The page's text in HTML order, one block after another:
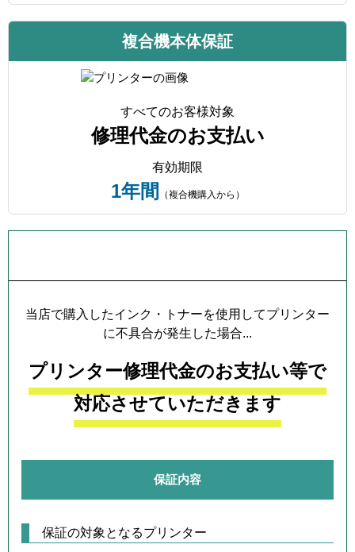
複合機本体保証
すべてのお客様対象
修理代金のお支払い
有効期限
1年間 （複合機購入から）
当店で購入したインク・トナーを使用してプリンター
に不具合が発生した場合...
プリンター修理代金のお支払い等で
対応させていただきます
保証内容
保証の対象となるプリンター